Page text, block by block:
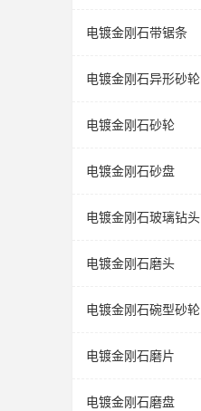
电镀金刚石带锯条
电镀金刚石异形砂轮
电镀金刚石砂轮
电镀金刚石砂盘
电镀金刚石玻璃钻头
电镀金刚石磨头
电镀金刚石碗型砂轮
电镀金刚石磨片
电镀金刚石磨盘